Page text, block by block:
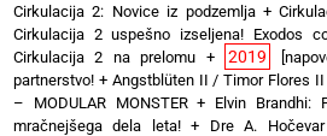
Cirkulacija 2: Novice iz podzemlja+
Cirkulacija 2 uspešno izseljena! Exodos
Cirkulacija 2 na prelomu + 2019
partnerstvo! + Angstblüten II / Timor Flores II
– MODULAR MONSTER+ Elvin Brandhi:
mračnejšega dela leta!+ Dre A.